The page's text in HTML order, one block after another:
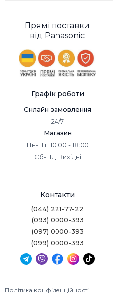
Прямі поставки
від Panasonic
Графік роботи
Онлайн замовлення
24/7
Магазин
Пн-Пт: 10:00 - 18:00
Сб-Нд: Вихідні
Контакти
(044) 221-77-22
(093) 0000-393
(097) 0000-393
(099) 0000-393
Політика конфіденційності